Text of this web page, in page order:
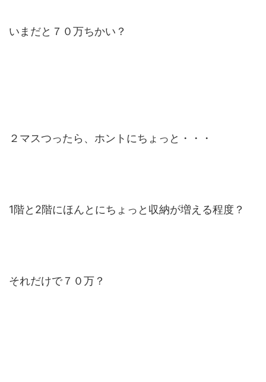
いまだと７０万ちかい？
２マスつったら、ホントにちょっと・・・
1階と2階にほんとにちょっと収納が増える程度？
それだけで７０万？